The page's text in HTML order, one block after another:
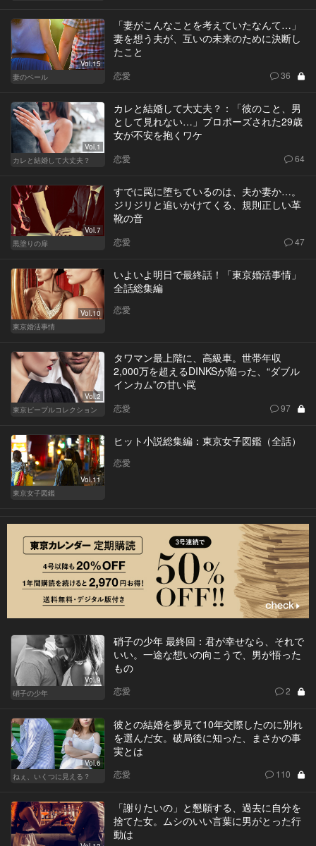
Vol.15
妻のベール
「妻がこんなことを考えていたなんて…」
妻を想う夫が、互いの未来のために決断し
たこと
恋愛 36
Vol.1
カレと結婚して大丈夫？
カレと結婚して大丈夫？：「彼のこと、男
として見れない…」プロポーズされた29歳
女が不安を抱くワケ
恋愛 64
Vol.7
黒塗りの扉
すでに罠に堕ちているのは、夫か妻か…。
ジリジリと追いかけてくる、規則正しい革
靴の音
恋愛 47
Vol.10
東京婚活事情
いよいよ明日で最終話！「東京婚活事情」
全話総集編
恋愛
Vol.2
東京ピープルコレクション
タワマン最上階に、高級車。世帯年収
2,000万を超えるDINKSが陥った、“ダブル
インカム”の甘い罠
恋愛 97
Vol.11
東京女子図鑑
ヒット小説総集編：東京女子図鑑（全話）
恋愛
Vol.9
硝子の少年
硝子の少年 最終回：君が幸せなら、それで
いい。一途な想いの向こうで、男が悟った
もの
恋愛 2
Vol.6
ねぇ、いくつに見える？
彼との結婚を夢見て10年交際したのに別れ
を選んだ女。破局後に知った、まさかの事
実とは
恋愛 110
「謝りたいの」と懇願する、過去に自分を
捨てた女。ムシのいい言葉に男がとった行
動は